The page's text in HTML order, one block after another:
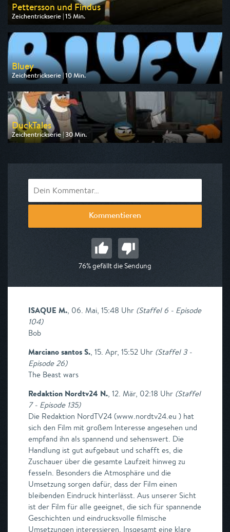
Pettersson und Findus
Zeichentrickserie | 15 Min.
Ausgestrahlt von ZDF
am 09.08.2026, 06:45
Bluey
Zeichentrickserie | 10 Min.
Ausgestrahlt von Disney Channel
am 08.08.2026, 17:15
DuckTales
Zeichentrickserie | 30 Min.
Ausgestrahlt von Disney Channel
Kommentieren
76% gefällt die Sendung
ISAQUE M., 06. Mai, 15:48 Uhr (Staffel 6 - Episode
104)
Bob
Marciano santos S., 15. Apr, 15:52 Uhr (Staffel 3 -
Episode 26)
The Beast wars
Redaktion Nordtv24 N., 12. Mär, 02:18 Uhr (Staffel
7 - Episode 135)
Die Redaktion NordTV24 (www.nordtv24.eu ) hat
sich den Film mit großem Interesse angesehen und
empfand ihn als spannend und sehenswert. Die
Handlung ist gut aufgebaut und schafft es, die
Zuschauer über die gesamte Laufzeit hinweg zu
fesseln. Besonders die Atmosphäre und die
Umsetzung sorgen dafür, dass der Film einen
bleibenden Eindruck hinterlässt. Aus unserer Sicht
ist der Film für alle geeignet, die sich für spannende
Geschichten und eindrucksvolle filmische
Umsetzungen interessieren. Insgesamt eine klare